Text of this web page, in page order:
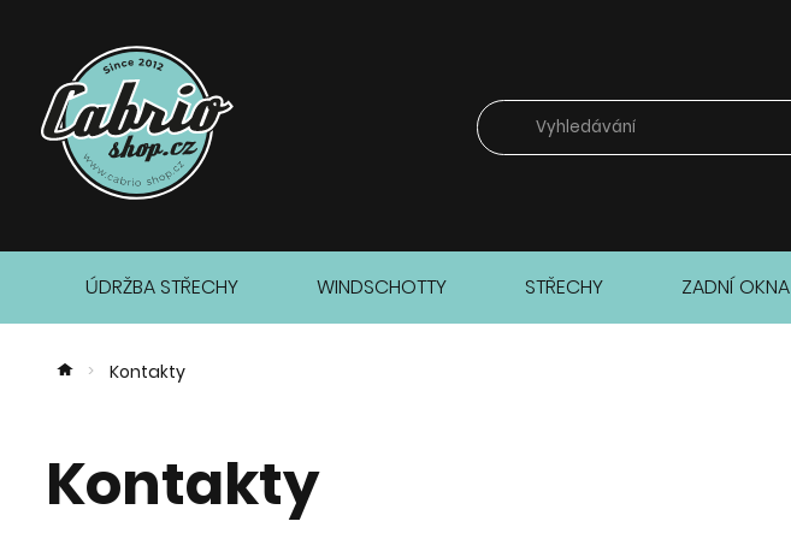
ÚDRŽBA STŘECHY WINDSCHOTTY STŘECHY ZADNÍ OKNA
> Kontakty
Kontakty